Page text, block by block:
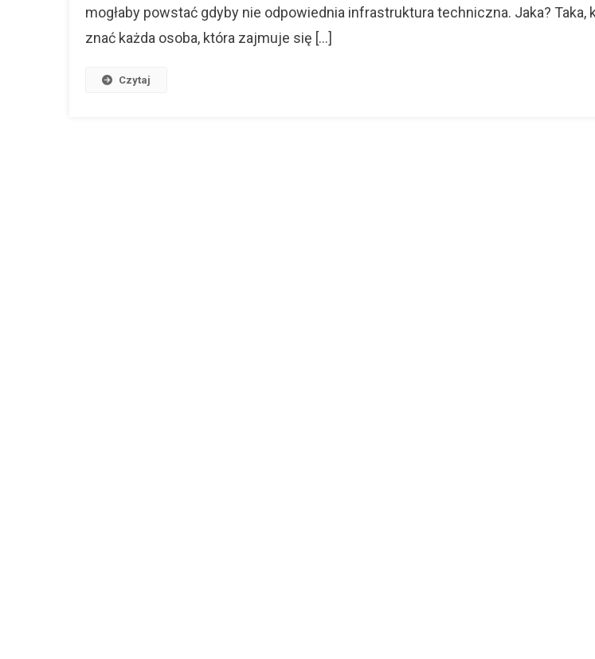
mogłaby powstać gdyby nie odpowiednia infrastruktura techniczna. Jaka? Taka,
znać każda osoba, która zajmuje się […]
Czytaj